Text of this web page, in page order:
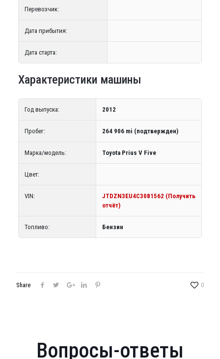
Перевозчик:
Дата прибытия:
Дата старта:
Характеристики машины
Год выпуска: 2012
Пробег: 264 906 mi (подтвержден)
Марка/модель: Toyota Prius V Five
Цвет:
VIN:
JTDZN3EU4C3081562 (Получить
отчёт)
Топливо: Бензин
Share 0
Вопросы-ответы